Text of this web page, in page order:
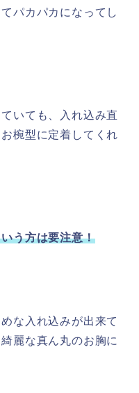
パカパカになってし
いても、入れ込み直
椀型に定着してくれ
う方は要注意！
な入れ込みが出来て
麗な真ん丸のお胸に